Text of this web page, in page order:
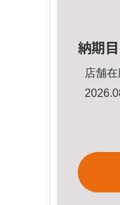
納期目
店舗